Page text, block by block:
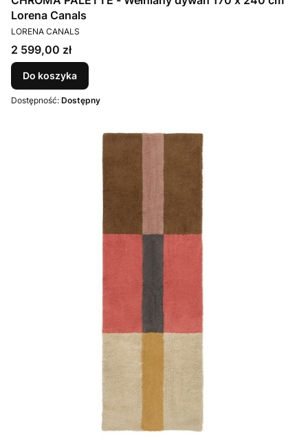
Lorena Canals
PRODUCENT
LORENA CANALS
Cena
2 599,00 zł
Do koszyka
Dostępność: Dostępny